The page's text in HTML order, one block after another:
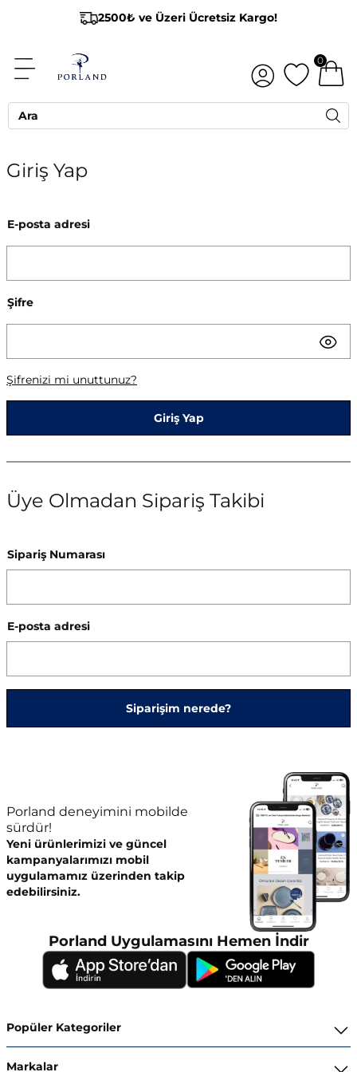
2500₺ ve Üzeri Ücretsiz Kargo!
0
Giriş Yap
E-posta adresi
Şifre
Şifrenizi mi unuttunuz?
Giriş Yap
Üye Olmadan Sipariş Takibi
Sipariş Numarası
E-posta adresi
Siparişim nerede?
Porland deneyimini mobilde
sürdür!
Yeni ürünlerimizi ve güncel
kampanyalarımızı mobil
uygulamamız üzerinden takip
edebilirsiniz.
Porland Uygulamasını Hemen İndir
Popüler Kategoriler
Markalar